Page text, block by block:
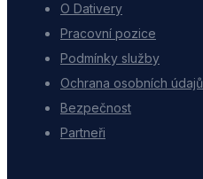
O Dativery
Pracovní pozice
Podmínky služby
Ochrana osobních údajů
Bezpečnost
Partneři